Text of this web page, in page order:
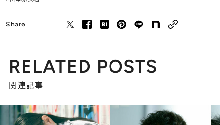
Share
RELATED POSTS
関連記事